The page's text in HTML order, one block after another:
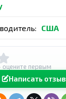
США
оцените первым
Написать отзыв